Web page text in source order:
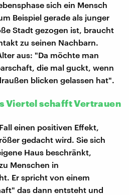
sich ein Mensch
Beispiel gerade als junger
Stadt gezogen ist, braucht
zu seinen Nachbarn.
aus: "Da möchte man
die mal guckt, wenn
blicken gelassen hat".
Viertel schafft Vertrauen
einen positiven Effekt,
gedacht wird. Sie sich
Haus beschränkt,
Menschen in
Er spricht von einem
das dann entsteht und